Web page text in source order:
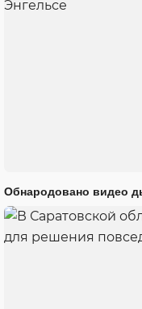
Обнародовано видео